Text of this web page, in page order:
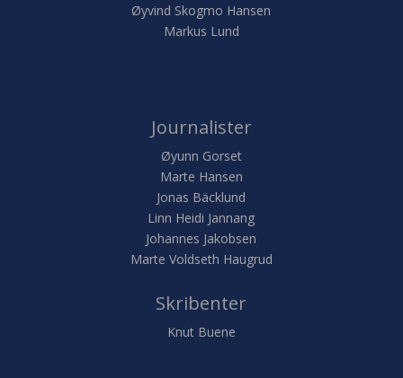
Øyvind Skogmo Hansen
Markus Lund
Journalister
Øyunn Gorset
Marte Hansen
Jonas Bäcklund
Linn Heidi Jannang
Johannes Jakobsen
Marte Voldseth Haugrud
Skribenter
Knut Buene